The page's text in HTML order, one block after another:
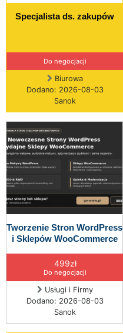
Specjalista ds. zakupów
Do negocjacji
Biurowa
Dodano: 2026-08-03
Sanok
Tworzenie Stron WordPress
i Sklepów WooCommerce
499zł
Do negocjacji
Usługi i Firmy
Dodano: 2026-08-03
Sanok